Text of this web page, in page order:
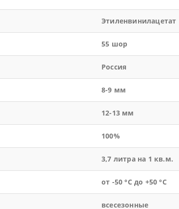
Этиленвинилацетат
55 шор
Россия
8-9 мм
12-13 мм
100%
3,7 литра на 1 кв.м.
от -50 °С до +50 °С
всесезонные